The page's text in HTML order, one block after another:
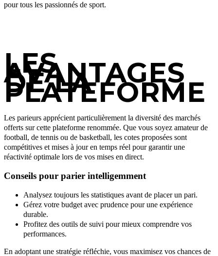
pour tous les passionnés de sport.
LES
AVANTAGES
DE LA
PLATEFORME
Les parieurs apprécient particulièrement la diversité des marchés
offerts sur cette plateforme renommée. Que vous soyez amateur de
football, de tennis ou de basketball, les cotes proposées sont
compétitives et mises à jour en temps réel pour garantir une
réactivité optimale lors de vos mises en direct.
Conseils pour parier intelligemment
Analysez toujours les statistiques avant de placer un pari.
Gérez votre budget avec prudence pour une expérience
durable.
Profitez des outils de suivi pour mieux comprendre vos
performances.
En adoptant une stratégie réfléchie, vous maximisez vos chances de